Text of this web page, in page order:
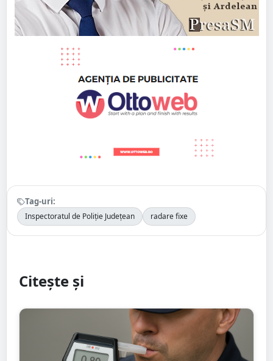
Tag-uri:
Inspectoratul de Poliție Județean radare fixe
Citește și